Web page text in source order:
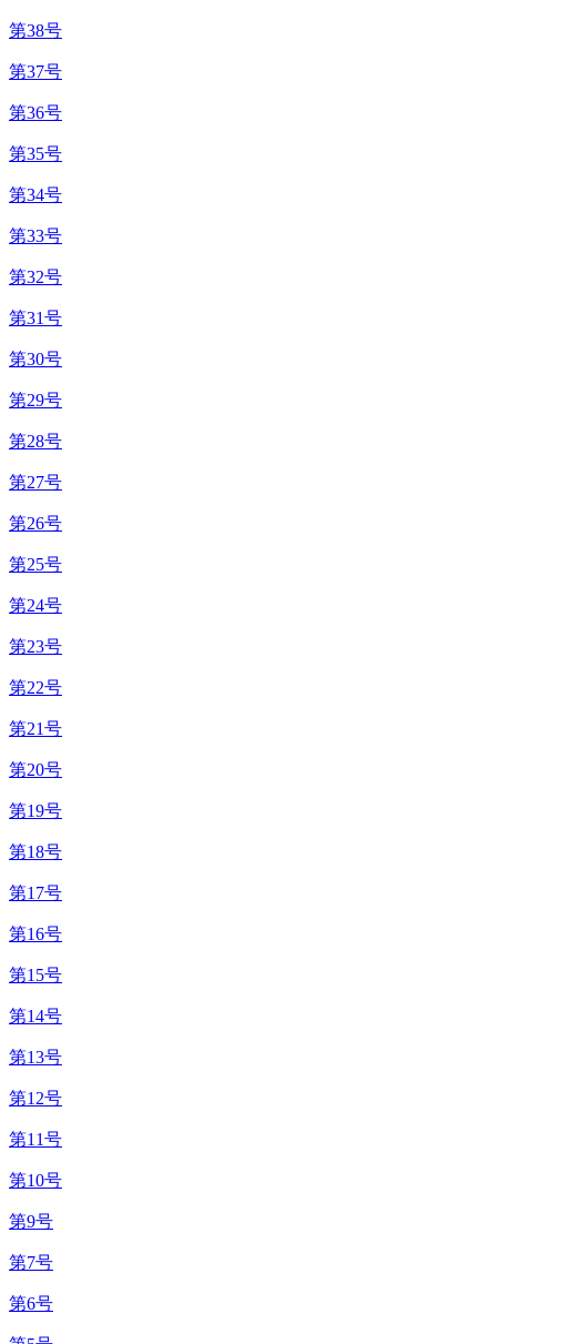
第38号
第37号
第36号
第35号
第34号
第33号
第32号
第31号
第30号
第29号
第28号
第27号
第26号
第25号
第24号
第23号
第22号
第21号
第20号
第19号
第18号
第17号
第16号
第15号
第14号
第13号
第12号
第11号
第10号
第9号
第7号
第6号